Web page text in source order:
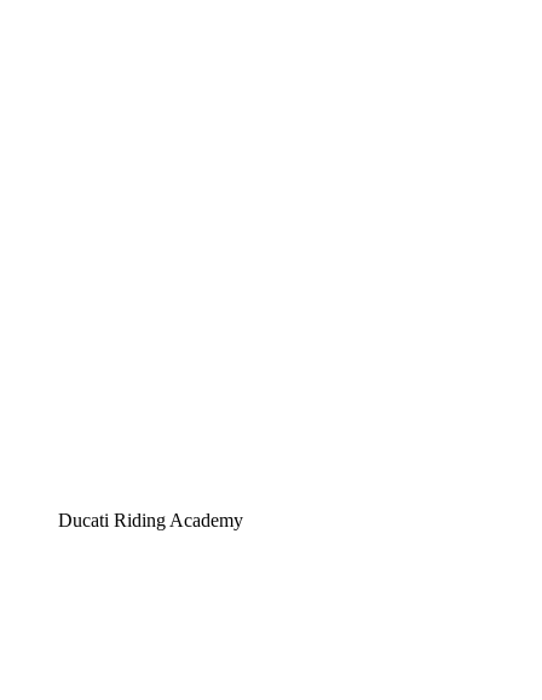
Ducati Riding Academy